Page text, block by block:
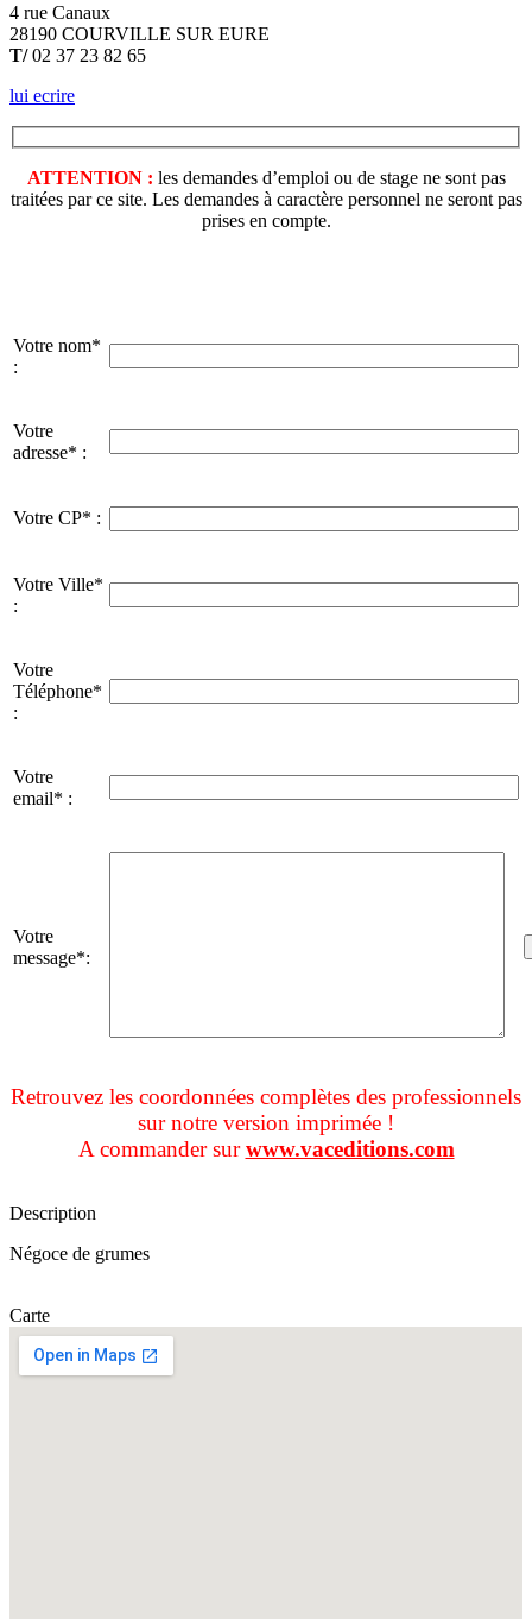
4 rue Canaux
28190 COURVILLE SUR EURE
T/02 37 23 82 65
lui ecrire
ATTENTION : les demandes d’emploi ou de stage ne sont pas
traitées par ce site. Les demandes à caractère personnel ne seront pas
prises en compte.
Votre nom*
:
Votre
adresse* :
Votre CP* :
Votre Ville*
:
Votre
Téléphone*
:
Votre
email* :
Votre
message*:
Retrouvez les coordonnées complètes des professionnels
sur notre version imprimée !
A commander surwww.vaceditions.com
Description
Négoce de grumes
Carte